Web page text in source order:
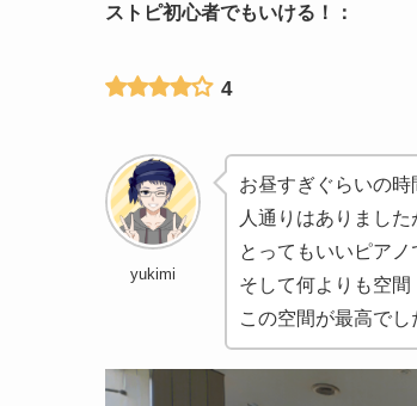
ストピ初心者でもいける！：
4
yukimi
お昼すぎぐらいの時
人通りはありまし
とってもいいピアノ
そして何よりも空間
この空間が最高でし